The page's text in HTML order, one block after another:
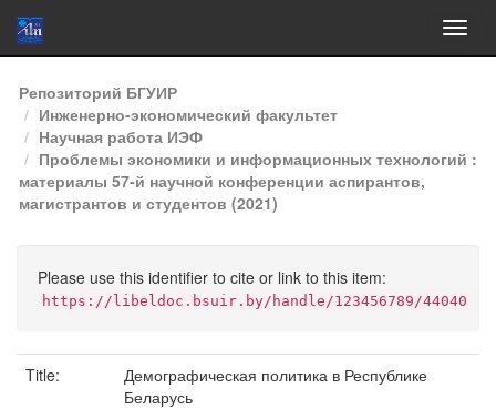
Skip
navigation
Репозиторий БГУИР
Инженерно-экономический факультет
Научная работа ИЭФ
Проблемы экономики и информационных технологий :
материалы 57-й научной конференции аспирантов,
магистрантов и студентов (2021)
Please use this identifier to cite or link to this item:
https://libeldoc.bsuir.by/handle/123456789/44040
Title:
Демографическая политика в Республике
Беларусь